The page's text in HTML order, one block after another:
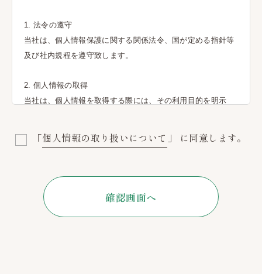
1. 法令の遵守
当社は、個人情報保護に関する関係法令、国が定める指針等
及び社内規程を遵守致します。
2. 個人情報の取得
当社は、個人情報を取得する際には、その利用目的を明示
当社は、お客様からご提供いただいた個人情報を、お客様と
のご契約上の責務を果たすため、およびお客様に有用な情報
をご提供するために利用いたします。
「個人情報の取り扱いについて」 に同意します。
確認画面へ